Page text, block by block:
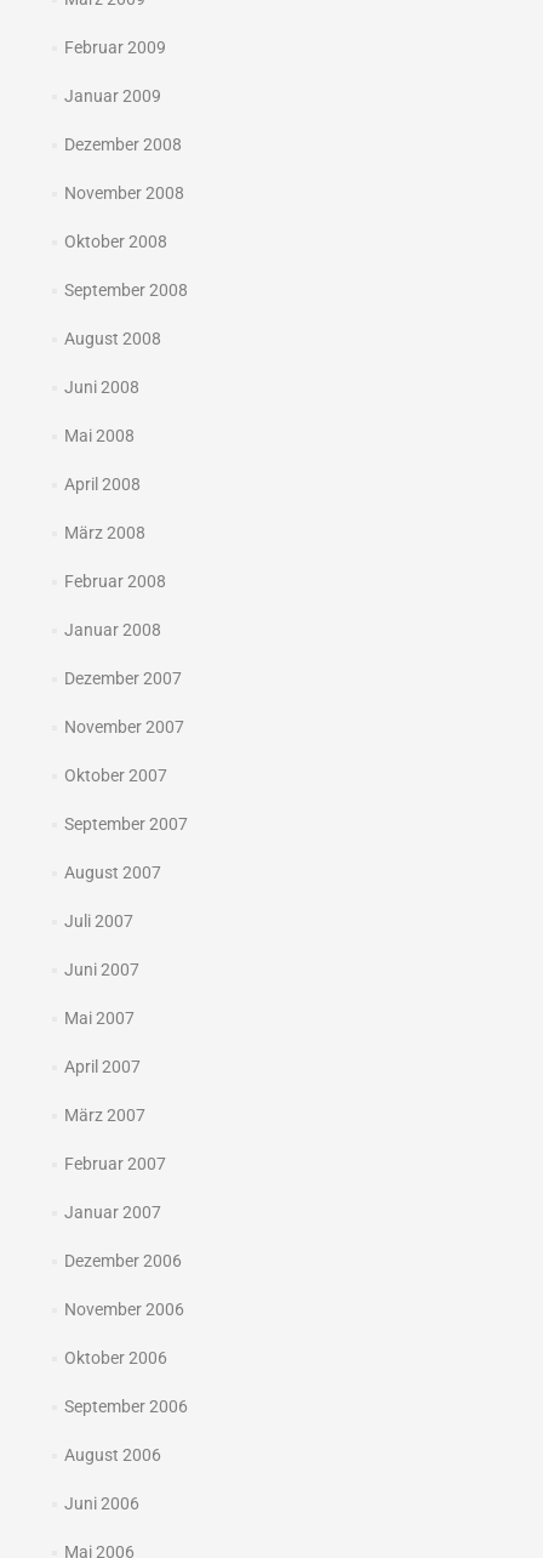
Februar 2009
Januar 2009
Dezember 2008
November 2008
Oktober 2008
September 2008
August 2008
Juni 2008
Mai 2008
April 2008
März 2008
Februar 2008
Januar 2008
Dezember 2007
November 2007
Oktober 2007
September 2007
August 2007
Juli 2007
Juni 2007
Mai 2007
April 2007
März 2007
Februar 2007
Januar 2007
Dezember 2006
November 2006
Oktober 2006
September 2006
August 2006
Juni 2006
Mai 2006